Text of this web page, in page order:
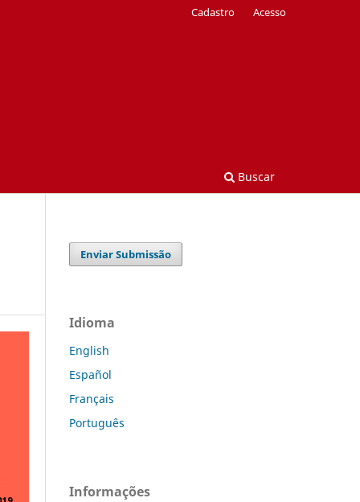
Buscar
Cadastro Acesso
Enviar Submissão
Idioma
English
Español
Français
Português
Informações